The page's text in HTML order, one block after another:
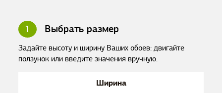
1 Выбрать размер
Задайте высоту и ширину Ваших обоев: двигайте
ползунок или введите значения вручную.
Ширина